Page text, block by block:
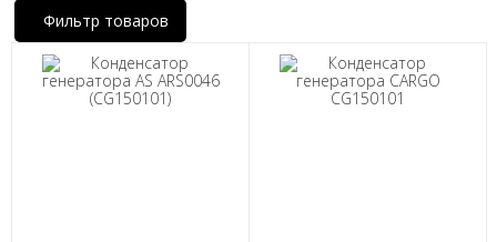
Фильтр товаров